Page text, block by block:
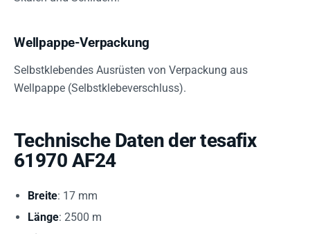
Wellpappe-Verpackung
Selbstklebendes Ausrüsten von Verpackung aus
Wellpappe (Selbstklebeverschluss).
Technische Daten der tesafix
61970 AF24
Breite: 17 mm
Länge: 2500 m